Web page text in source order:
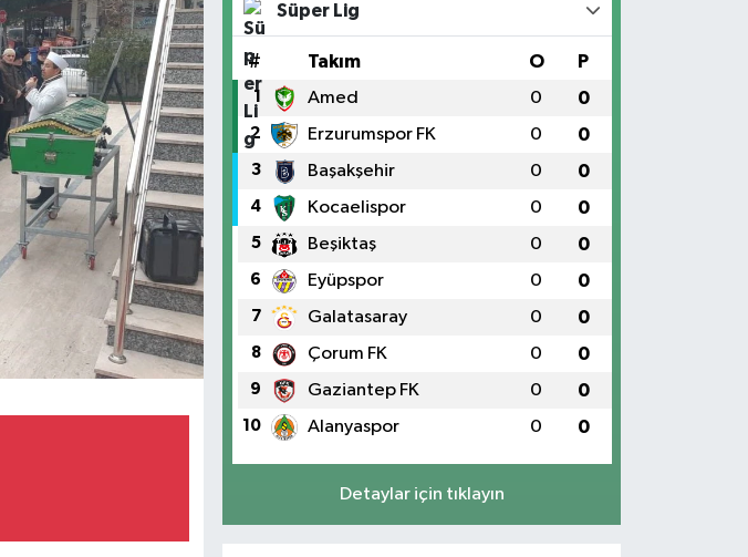
Süper Lig
# Takım O P
1 Amed 0 0
2 Erzurumspor FK 0 0
3 Başakşehir 0 0
4 Kocaelispor 0 0
5 Beşiktaş 0 0
6 Eyüpspor 0 0
7 Galatasaray 0 0
8 Çorum FK 0 0
9 Gaziantep FK 0 0
10 Alanyaspor 0 0
Detaylar için tıklayın